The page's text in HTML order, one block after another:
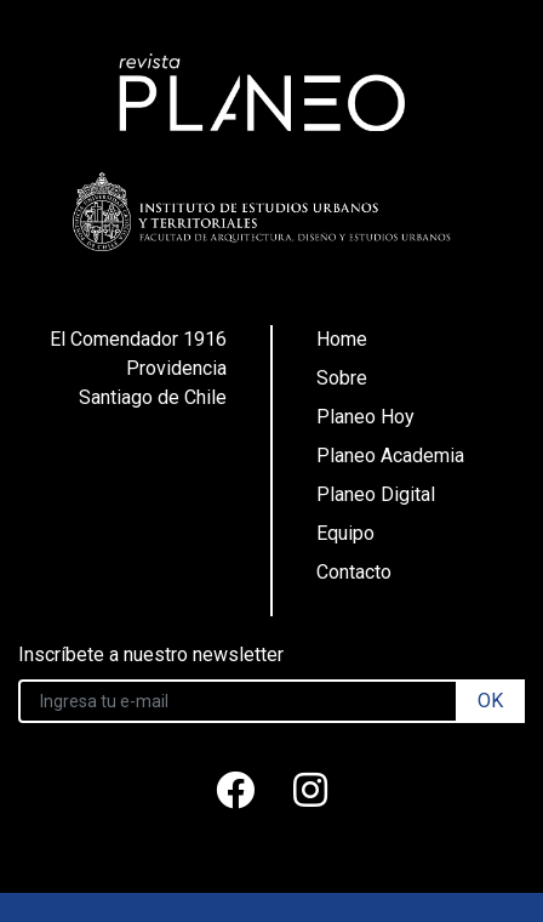
El Comendador 1916
Providencia
Santiago de Chile
Home
Sobre
Planeo Hoy
Planeo Academia
Planeo Digital
Equipo
Contacto
Inscríbete a nuestro newsletter
OK